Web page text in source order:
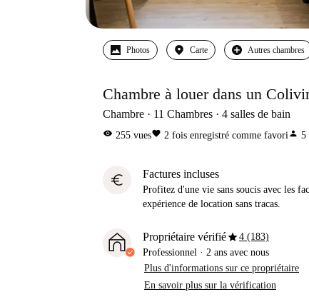
Photos Carte Autres chambres
Chambre à louer dans un
Chambre 11 Chambres 4 salles de bain
visibility 255 vuesfavorite 2 fois enregistré comme favoriperson 5
euro Factures incluses
Profitez d'une vie sans soucis avec les
expérience de location sans tracas.
Propriétaire vérifiéstar4 (183)
Professionnel · 2 ans avec nous
Plus d'informations sur ce propriétaire
En savoir plus sur la vérification